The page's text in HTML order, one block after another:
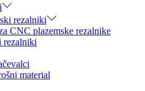
rezalniki
CNC plazemske rezalnike
rezalniki
material